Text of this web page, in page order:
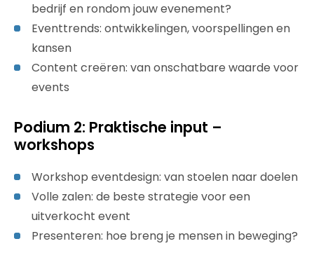
bedrijf en rondom jouw evenement?
Eventtrends: ontwikkelingen, voorspellingen en
kansen
Content creëren: van onschatbare waarde voor
events
Podium 2: Praktische input –
workshops
Workshop eventdesign: van stoelen naar doelen
Volle zalen: de beste strategie voor een
uitverkocht event
Presenteren: hoe breng je mensen in beweging?